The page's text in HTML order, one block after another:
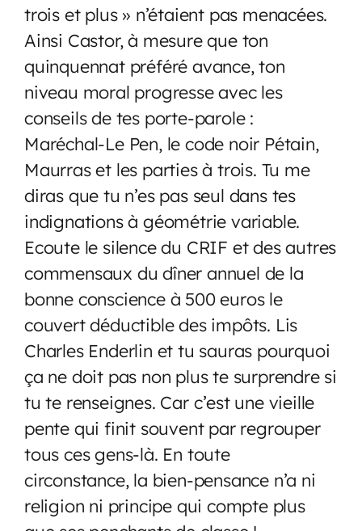
trois et plus » n’étaient pas menacées.
Ainsi Castor, à mesure que ton
quinquennat préféré avance, ton
niveau moral progresse avec les
conseils de tes porte-parole :
Maréchal-Le Pen, le code noir Pétain,
Maurras et les parties à trois. Tu me
diras que tu n’es pas seul dans tes
indignations à géométrie variable.
Ecoute le silence du CRIF et des autres
commensaux du dîner annuel de la
bonne conscience à 500 euros le
couvert déductible des impôts. Lis
Charles Enderlin et tu sauras pourquoi
ça ne doit pas non plus te surprendre si
tu te renseignes. Car c’est une vieille
pente qui finit souvent par regrouper
tous ces gens-là. En toute
circonstance, la bien-pensance n’a ni
religion ni principe qui compte plus